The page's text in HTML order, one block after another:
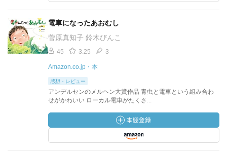
電車になったあおむし
菅原真知子 鈴木びんこ
45 3.25 3
Amazon.co.jp・本
感想・レビュー
アンデルセンのメルヘン大賞作品 青虫と電車という組み合わ
せがかわいい ローカル電車がたくさ...